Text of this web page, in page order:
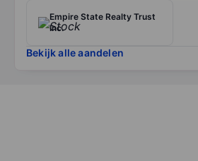
Empire State Realty Trust
Inc.
Bekijk alle aandelen